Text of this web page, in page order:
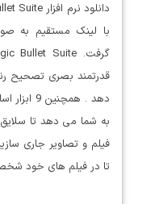
با لینک مستقیم به
قدرتمند بصری تصحیح
دهد .
به شما می دهد تا
فیلم و تصاویر جاری
تا در فیلم های خود